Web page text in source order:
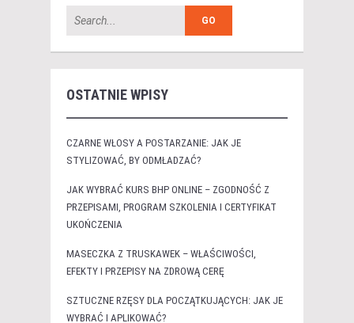
OSTATNIE WPISY
CZARNE WŁOSY A POSTARZANIE: JAK JE
STYLIZOWAĆ, BY ODMŁADZAĆ?
JAK WYBRAĆ KURS BHP ONLINE – ZGODNOŚĆ Z
PRZEPISAMI, PROGRAM SZKOLENIA I CERTYFIKAT
UKOŃCZENIA
MASECZKA Z TRUSKAWEK – WŁAŚCIWOŚCI,
EFEKTY I PRZEPISY NA ZDROWĄ CERĘ
SZTUCZNE RZĘSY DLA POCZĄTKUJĄCYCH: JAK JE
WYBRAĆ I APLIKOWAĆ?